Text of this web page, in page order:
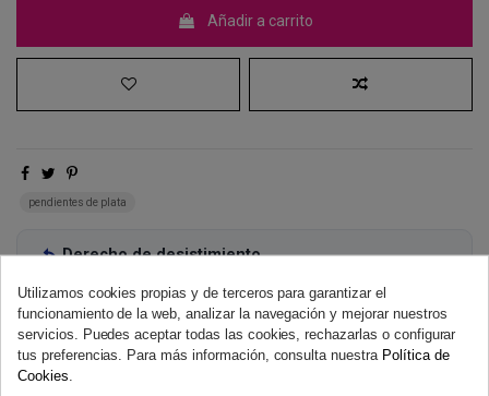
Añadir a carrito
pendientes de plata
Derecho de desistimiento
necesidad de justificación.Más información
Utilizamos cookies propias y de terceros para garantizar el
funcionamiento de la web, analizar la navegación y mejorar nuestros
servicios. Puedes aceptar todas las cookies, rechazarlas o configurar
tus preferencias. Para más información, consulta nuestra Política de
Cookies